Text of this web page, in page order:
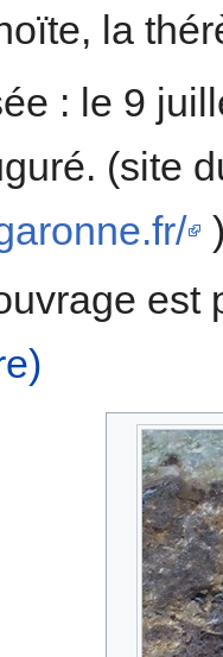
la
: le 9
(site
est